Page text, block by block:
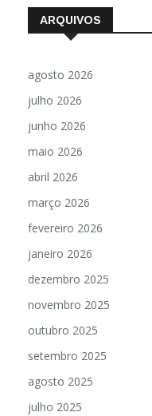
ARQUIVOS
agosto 2026
julho 2026
junho 2026
maio 2026
abril 2026
março 2026
fevereiro 2026
janeiro 2026
dezembro 2025
novembro 2025
outubro 2025
setembro 2025
agosto 2025
julho 2025